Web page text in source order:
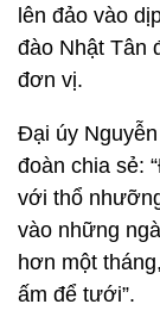
lên đảo vào
đào Nhật Tân
đơn vị.
Đại úy
đoàn chia sẻ:
với thổ
vào những
hơn một
ấm để tưới”.